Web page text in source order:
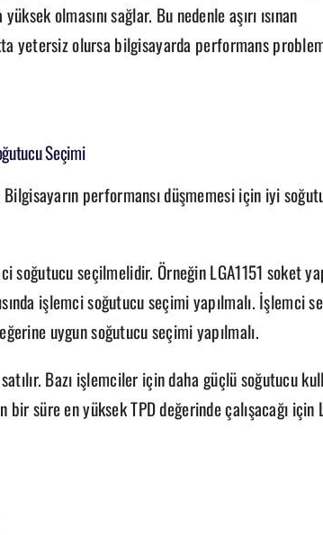
olmasını sağlar. Bu nedenle aşırı ısınan
yetersiz olursa bilgisayarda performans
Seçimi
performansı düşmemesi için iyi
soğutucu seçilmelidir. Örneğin LGA1151 soket
işlemci soğutucu seçimi yapılmalı. İşlemci
uygun soğutucu seçimi yapılmalı.
Bazı işlemciler için daha güçlü soğutucu
süre en yüksek TPD değerinde çalışacağı